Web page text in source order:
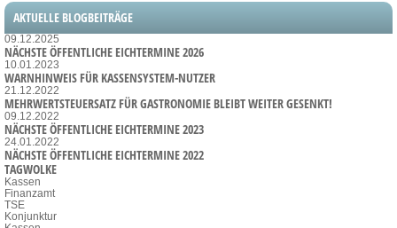
AKTUELLE BLOGBEITRÄGE
09.12.2025
NÄCHSTE ÖFFENTLICHE EICHTERMINE 2026
10.01.2023
WARNHINWEIS FÜR KASSENSYSTEM-NUTZER
21.12.2022
MEHRWERTSTEUERSATZ FÜR GASTRONOMIE BLEIBT WEITER GESENKT!
09.12.2022
NÄCHSTE ÖFFENTLICHE EICHTERMINE 2023
24.01.2022
NÄCHSTE ÖFFENTLICHE EICHTERMINE 2022
TAGWOLKE
Kassen
Finanzamt
TSE
Konjunktur